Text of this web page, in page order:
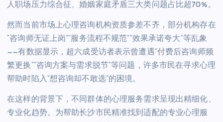
人职场压力综合征、婚姻家庭矛盾三大类问题占比超70%。
然而当前市场上心理咨询机构资质参差不齐，部分机构存在
“咨询师无证上岗”“服务流程不规范”“效果承诺夸大”等乱象
——有数据显示，超六成受访者表示曾遭遇“付费后咨询师频
繁更换”“咨询方案与需求脱节”等问题，许多市民在寻求心理
帮助时陷入“想咨询却不敢选”的困境。
在这样的背景下，不同群体的心理服务需求呈现出精细化、
专业化趋势。为帮助长沙市民精准找到适配的专业心理服